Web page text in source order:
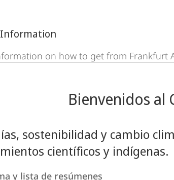
on how to get from Frankfurt
Bienvenidos al
sostenibilidad y cambio
científicos y indígenas.
y lista de resúmenes